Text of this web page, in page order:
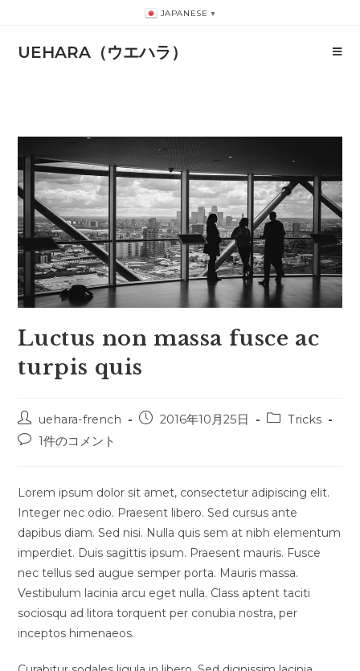
JAPANESE ▼
UEHARA（ウエハラ）
Luctus non massa fusce ac
turpis quis
投
稿
uehara-french
投
2016年10月25日
投
ゴ
リ
ー:
Tricks
投
メ
ン
1件のコメント
Lorem ipsum dolor sit amet, consectetur adipiscing elit.
Integer nec odio. Praesent libero. Sed cursus ante
dapibus diam. Sed nisi. Nulla quis sem at nibh elementum
imperdiet. Duis sagittis ipsum. Praesent mauris. Fusce
nec tellus sed augue semper porta. Mauris massa.
Vestibulum lacinia arcu eget nulla. Class aptent taciti
sociosqu ad litora torquent per conubia nostra, per
inceptos himenaeos.